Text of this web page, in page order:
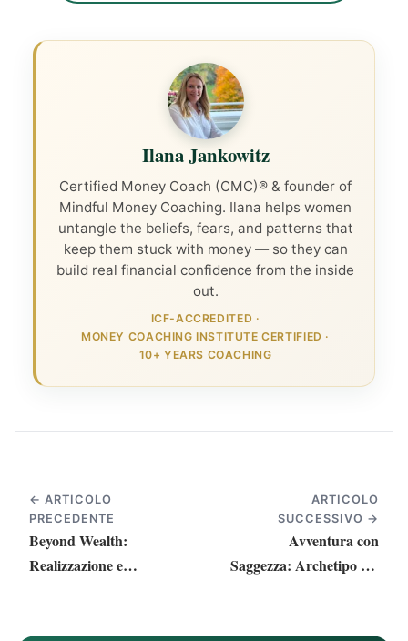
Ilana Jankowitz
Certified Money Coach (CMC)® & founder of
Mindful Money Coaching. Ilana helps women
untangle the beliefs, fears, and patterns that
keep them stuck with money — so they can
build real financial confidence from the inside
out.
ICF-ACCREDITED ·
MONEY COACHING INSTITUTE CERTIFIED ·
10+ YEARS COACHING
← ARTICOLO
PRECEDENTE
Beyond Wealth:
Realizzazione e
ARTICOLO
SUCCESSIVO →
Avventura con
Saggezza: Archetipo del